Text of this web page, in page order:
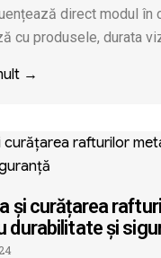
direct modul în
cu produsele, durata
→
și curățarea
durabilitate și